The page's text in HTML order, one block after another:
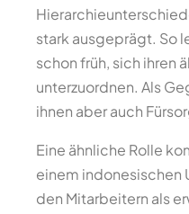
stark ausgeprägt. So
schon früh, sich ihren
unterzuordnen. Als
ihnen aber auch
Eine ähnliche Rolle
einem indonesischen
den Mitarbeitern als